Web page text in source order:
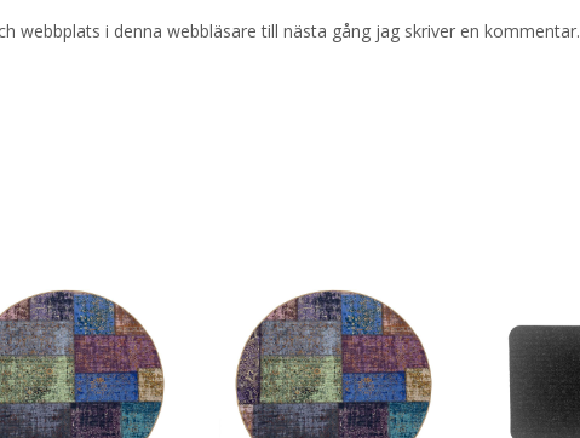
webbplats i denna webbläsare till nästa gång jag skriver en kommentar.